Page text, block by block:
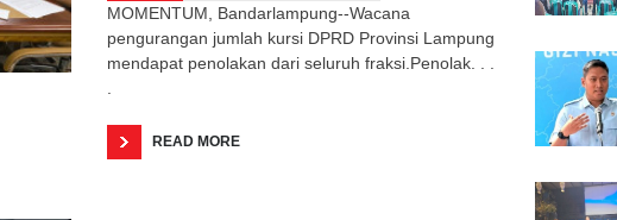
MOMENTUM, Bandarlampung--Wacana
pengurangan jumlah kursi DPRD Provinsi Lampung
mendapat penolakan dari seluruh fraksi.Penolak. . .
READ MORE